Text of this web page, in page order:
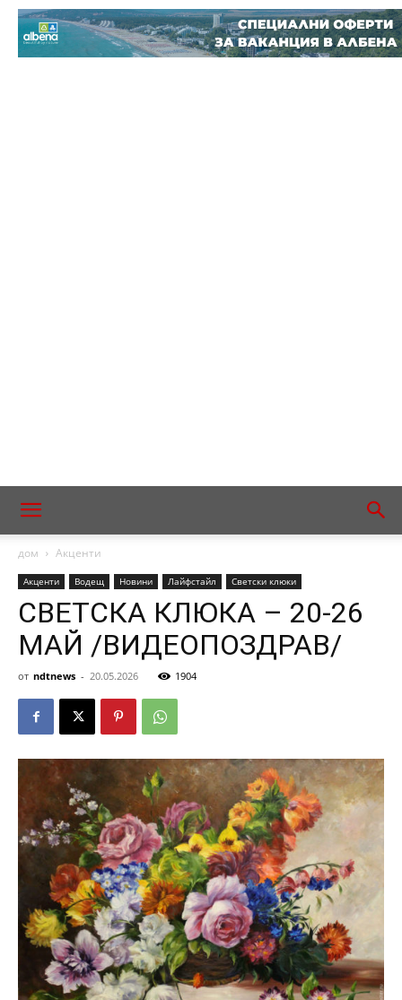
дом Акценти
Акценти Водещ Новини Лайфстайл Светски клюки
СВЕТСКА КЛЮКА – 20-26
МАЙ /ВИДЕОПОЗДРАВ/
от ndtnews - 20.05.2026 1904